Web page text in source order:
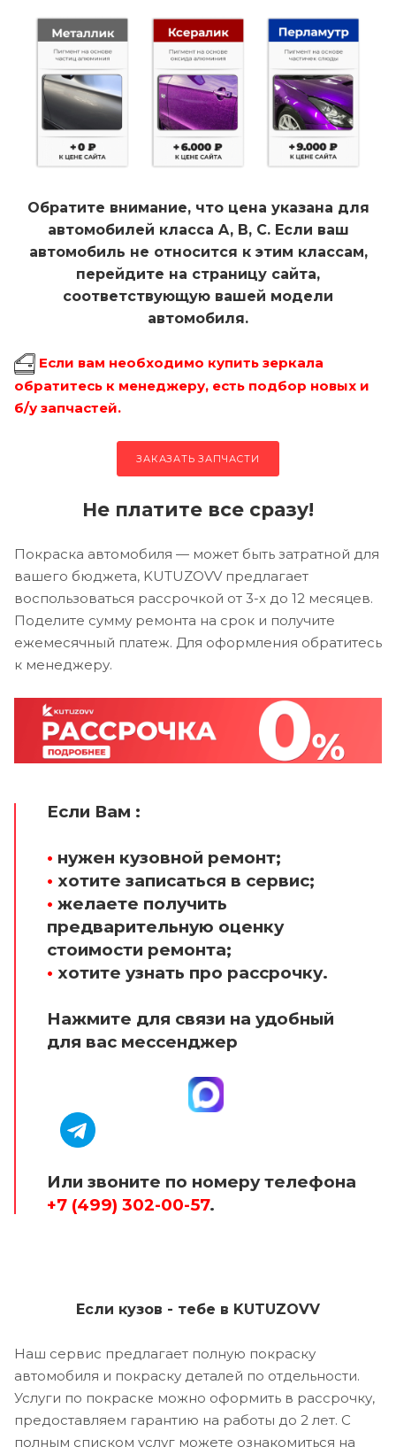
Обратите внимание, что цена указана для
автомобилей класса A, B, C. Если ваш
автомобиль не относится к этим классам,
перейдите на страницу сайта,
соответствующую вашей модели
автомобиля.
Если вам необходимо купить зеркала
обратитесь к менеджеру, есть подбор новых и
б/у запчастей.
ЗАКАЗАТЬ ЗАПЧАСТИ
Не платите все сразу!
Покраска автомобиля — может быть затратной для
вашего бюджета, KUTUZOVV предлагает
воспользоваться рассрочкой от 3-х до 12 месяцев.
Поделите сумму ремонта на срок и получите
ежемесячный платеж. Для оформления обратитесь
к менеджеру.
Если Вам :
• нужен кузовной ремонт;
• хотите записаться в сервис;
• желаете получить
предварительную оценку
стоимости ремонта;
• хотите узнать про рассрочку.
Нажмите для связи на удобный
для вас мессенджер
Или звоните по номеру телефона
+7 (499) 302-00-57.
Если кузов - тебе в KUTUZOVV
Наш сервис предлагает полную покраску
автомобиля и покраску деталей по отдельности.
Услуги по покраске можно оформить в рассрочку,
предоставляем гарантию на работы до 2 лет. С
полным списком услуг можете ознакомиться на